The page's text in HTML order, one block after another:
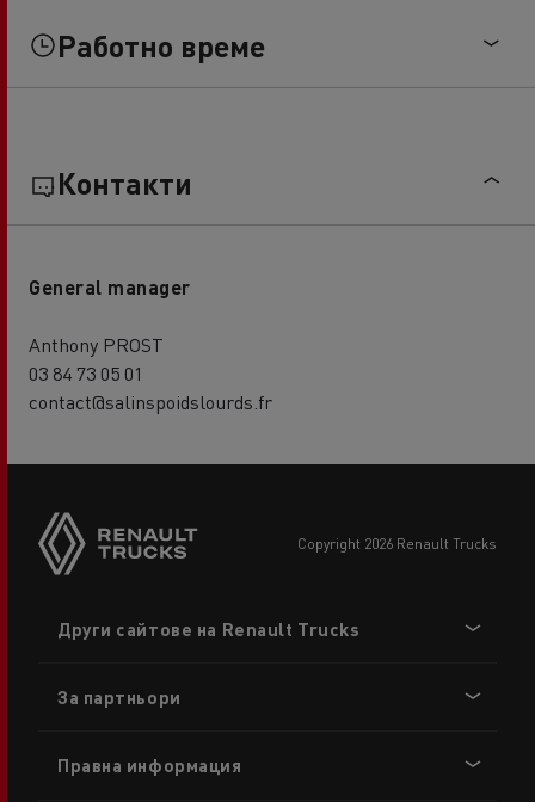
Работно време
Контакти
General manager
Anthony PROST
03 84 73 05 01
contact@salinspoidslourds.fr
copyright 2026 Renault Trucks
menu
Други сайтове на Renault Trucks
За партньори
Правна информация